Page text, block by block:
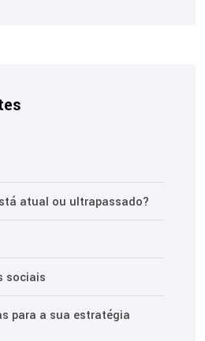
atual ou ultrapassado?
sociais
para a sua estratégia